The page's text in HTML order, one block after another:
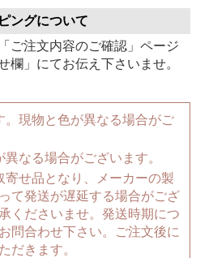
ングについて
ご注文内容のご確認」ページ
欄」にてお伝え下さいませ。
。現物と色が異なる場合がご
なる場合がございます。
せ品となり、メーカーの製
て発送が遅延する場合がござ
くださいませ。発送時期につ
問合わせ下さい。ご注文後に
だきます。